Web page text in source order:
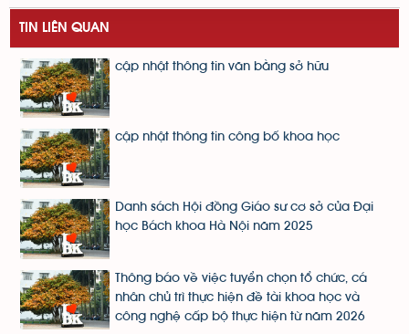
TIN LIÊN QUAN
cập nhật thông tin văn bằng sở hữu
cập nhật thông tin công bố khoa học
Danh sách Hội đồng Giáo sư cơ sở của Đại
học Bách khoa Hà Nội năm 2025
Thông báo về việc tuyển chọn tổ chức, cá
nhân chủ trì thực hiện đề tài khoa học và
công nghệ cấp bộ thực hiện từ năm 2026